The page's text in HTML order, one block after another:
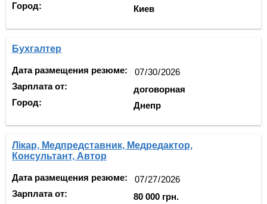
Город:
Киев
Бухгалтер
Дата размещения резюме:
Зарплата от:
Город:
договорная
Днепр
Лікар, Медпредставник, Медредактор,
Консультант, Автор
Дата размещения резюме:
Зарплата от:
80 000 грн.